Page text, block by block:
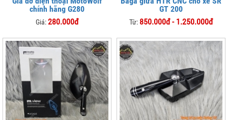
chính hãng G280
Giá:280.000đ
GT 200
Từ: 850.000đ - 1.250.000đ